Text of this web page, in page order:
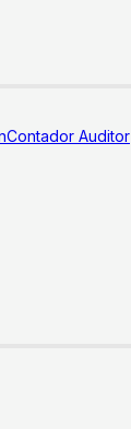
Contador Auditor